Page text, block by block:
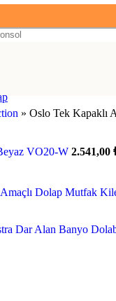
» Oslo Tek Kapaklı
VO20-W 2.541,00
Dolap Mutfak